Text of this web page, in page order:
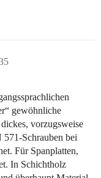
gewöhnliche
vorzugsweise
Schrauben bei
Für Spanplatten,
In Schichtholz